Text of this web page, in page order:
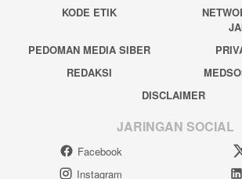
KODE ETIK
PEDOMAN MEDIA SIBER
REDAKSI
DISCLAIMER
JARINGAN SOCIAL
Facebook
Instagram